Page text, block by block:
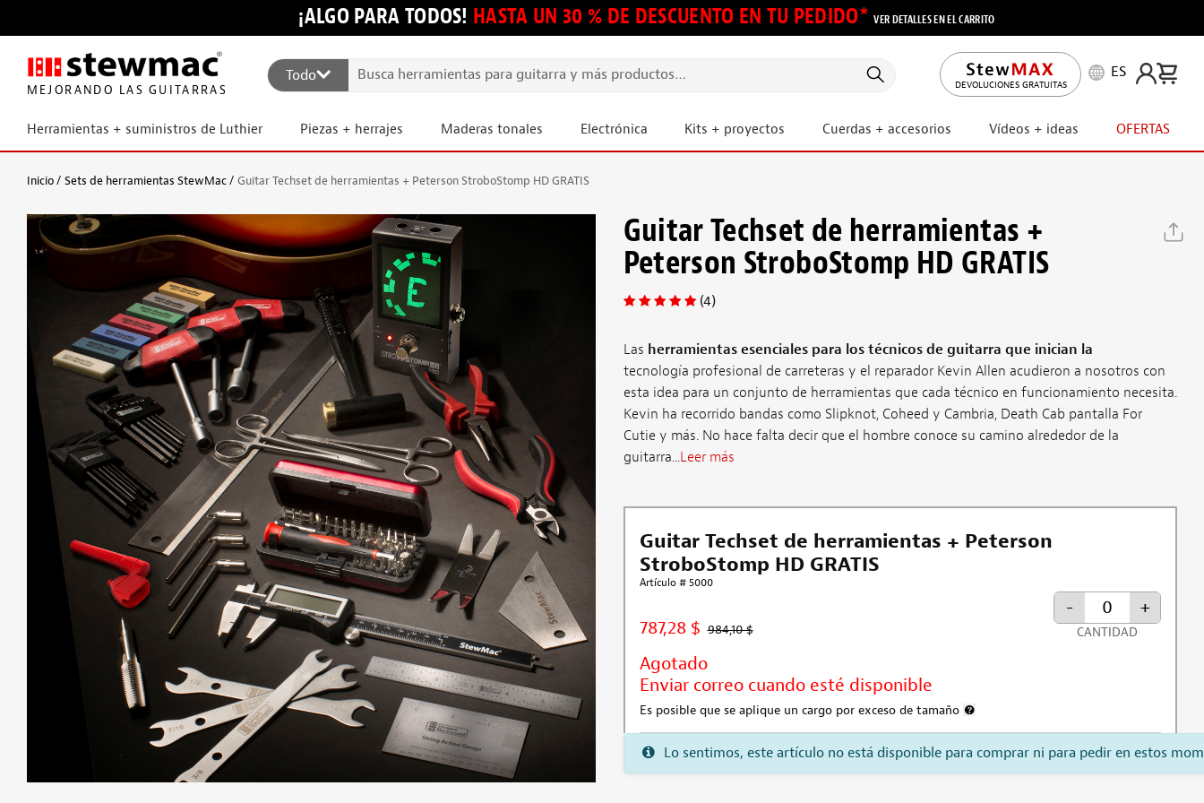
¡ALGO PARA TODOS! HASTA UN 30 % DE DESCUENTO EN TU PEDIDO*VER DETALLES EN EL CARRITO
MEJORANDO LAS GUITARRAS
Todo
DEVOLUCIONES GRATUITAS
ES
Herramientas + suministros de Luthier Piezas + herrajes Maderas tonales Electrónica Kits + proyectos Cuerdas + accesorios Vídeos + ideas OFERTAS
Inicio Sets de herramientas StewMac Guitar Techset de herramientas + Peterson StroboStomp HD GRATIS
Guitar Techset de herramientas +
Peterson StroboStomp HD GRATIS
(4)
Las herramientas esenciales para los técnicos de guitarra que inician la
tecnología profesional de carreteras y el reparador Kevin Allen acudieron a nosotros con
esta idea para un conjunto de herramientas que cada técnico en funcionamiento necesita.
Kevin ha recorrido bandas como Slipknot, Coheed y Cambria, Death Cab pantalla For
Cutie y más. No hace falta decir que el hombre conoce su camino alrededor de la
guitarra...Leer más
Guitar Techset de herramientas + Peterson
StroboStomp HD GRATIS
Artículo # 5000
787,28 $ 984,10 $
Agotado
Enviar correo cuando esté disponible
Es posible que se aplique un cargo por exceso de tamaño
- +
CANTIDAD
Lo sentimos, este artículo no está disponible para comprar ni para pedir en estos